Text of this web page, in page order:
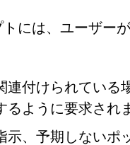
には、ユーザー
連付けられている
るように要求され
示、予期しないポ